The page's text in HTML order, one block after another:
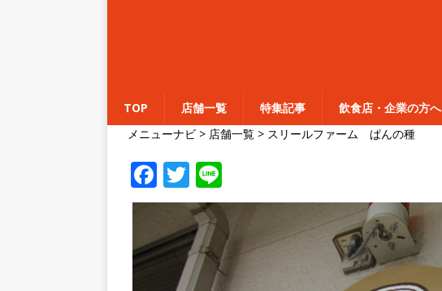
TOP 店舗一覧 特集記事 飲食店・企業の方へ
メニューナビ > 店舗一覧 > スリールファーム ぱんの種
F
a
c
e
T
w
it
te
r
n
e